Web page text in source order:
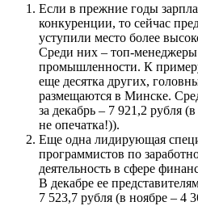
Если в прежние годы
конкуренции, то сейчас
уступили место более
Среди них – топ-
промышленности. К
еще десятка других,
размещаются в Минске.
за декабрь – 7 921,2 рубля
не опечатка!)).
Еще одна лидирующая
программистов по
деятельность в сфере
В декабре ее
7 523,7 рубля (в ноябре – 4